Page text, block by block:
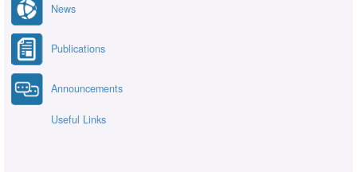
News
Publications
Announcements
Useful Links